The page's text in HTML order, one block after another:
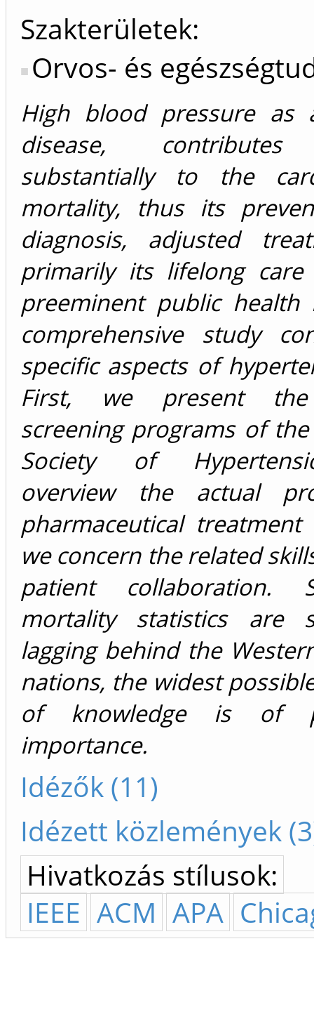
Szakterületek:
Orvos- és
High blood pressure as
disease, contributes
substantially to the
mortality, thus its
diagnosis, adjusted
primarily its lifelong
preeminent public health
comprehensive study
specific aspects of
First, we present
screening programs of
Society of
overview the actual
pharmaceutical
we concern the related
patient collaboration.
mortality statistics are
lagging behind the
nations, the widest
of knowledge is of
importance.
Idézők (11)
Idézett közlemények
Hivatkozás stílusok:
IEEE ACM APA